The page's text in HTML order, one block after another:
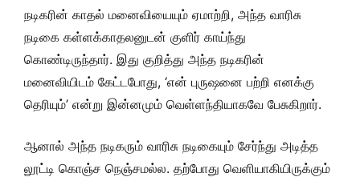
நடிகரின் காதல் மனைவியையும் ஏமாற்றி, அந்த வாரிசு
நடிகை கள்ளக்காதலனுடன் குளிர் காய்ந்து
கொண்டிருந்தார். இது குறித்து அந்த நடிகரின்
மனைவியிடம் கேட்டபோது, ‘என் புருஷனை பற்றி எனக்கு
தெரியும்’ என்று இன்னமும் வெள்ளந்தியாகவே பேசுகிறார்.
ஆனால் அந்த நடிகரும் வாரிசு நடிகையும் சேர்ந்து அடித்த
லூட்டி கொஞ்ச நெஞ்சமல்ல. தற்போது வெளியாகியிருக்கும்